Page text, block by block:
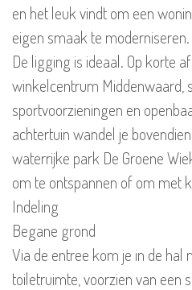
en het leuk vindt om een
eigen smaak te moderniseren.
De ligging is ideaal. Op korte
winkelcentrum Middenwaard,
sportvoorzieningen en
achtertuin wandel je
waterrijke park De Groene
om te ontspannen of om met
Indeling
Begane grond
Via de entree kom je in de hal
toiletruimte, voorzien van een